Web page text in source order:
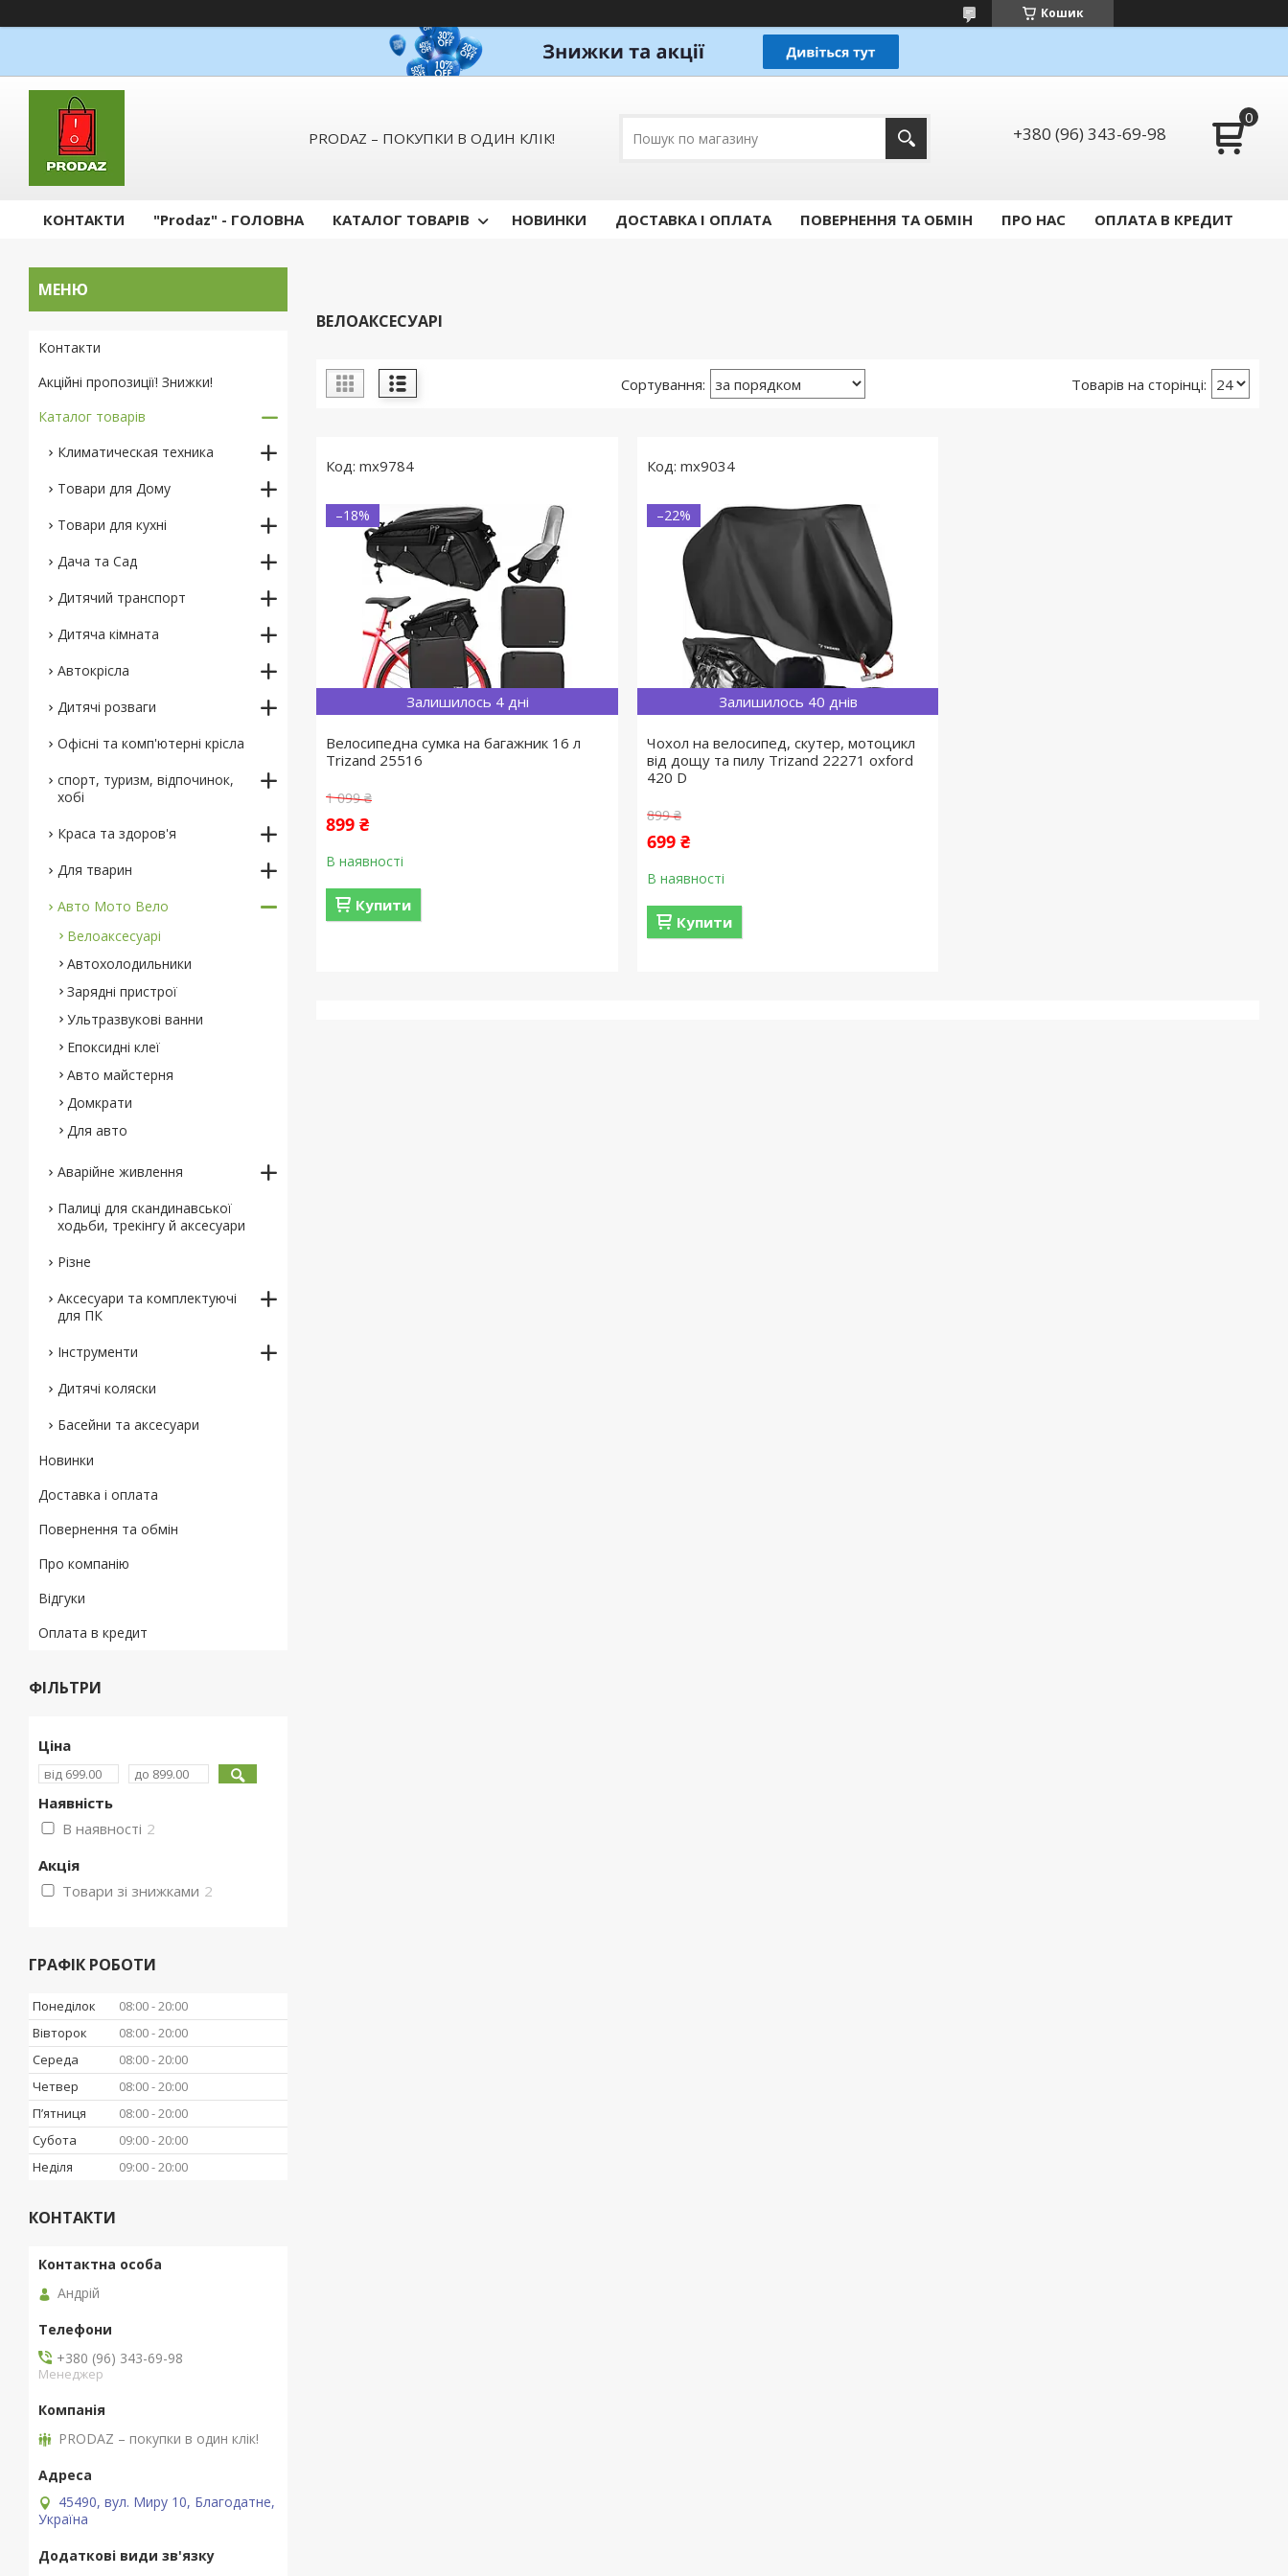
Кошик
PRODAZ – ПОКУПКИ В ОДИН КЛІК! +380 (96) 343-69-98
КОНТАКТИ "Prodaz" - ГОЛОВНА КАТАЛОГ ТОВАРІВ НОВИНКИ ДОСТАВКА І ОПЛАТА ПОВЕРНЕННЯ ТА ОБМІН ПРО НАС ОПЛАТА В КРЕДИТ
ВЕЛОАКСЕСУАРІ
mx9784
Залишилось 4 дні
–18%
Велосипедна сумка на багажник 16 л
Trizand 25516
1 099 ₴
899 ₴
В наявності
Купити
mx9034
Залишилось 40 днів
–22%
Чохол на велосипед, скутер, мотоцикл
від дощу та пилу Trizand 22271 oxford
420 D
899 ₴
699 ₴
В наявності
Купити
Контакти
Акційні пропозиції! Знижки!
Каталог товарів
Климатическая техника
Товари для Дому
Товари для кухні
Дача та Сад
Дитячий транспорт
Дитяча кімната
Автокрісла
Дитячі розваги
Офісні та комп'ютерні крісла
спорт, туризм, відпочинок,
хобі
Краса та здоров'я
Для тварин
Авто Мото Вело
Велоаксесуарі
Автохолодильники
Зарядні пристрої
Ультразвукові ванни
Епоксидні клеї
Авто майстерня
Домкрати
Для авто
Аварійне живлення
Палиці для скандинавської
ходьби, трекінгу й аксесуари
Різне
Аксесуари та комплектуючі
для ПК
Інструменти
Дитячі коляски
Басейни та аксесуари
Новинки
Доставка і оплата
Повернення та обмін
Про компанію
Відгуки
Оплата в кредит
ФІЛЬТРИ
Ціна
Наявність
В наявності 2
Акція
Товари зі знижками 2
ГРАФІК РОБОТИ
Понеділок 08:00 20:00
Вівторок
08:00 20:00
Середа
08:00 20:00
Четвер
08:00 20:00
Пʼятниця
08:00 20:00
Субота
09:00 20:00
Неділя
09:00 20:00
КОНТАКТИ
Андрій
+380 (96) 343-69-98
Менеджер
PRODAZ – покупки в один клік!
45490, вул. Миру 10, Благодатне,
Україна